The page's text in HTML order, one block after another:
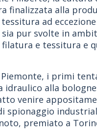
alla
ad
pur svolte in
e tessitura e
i primi
alla
venire
spionaggio
premiato a